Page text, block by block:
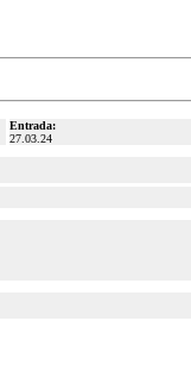
Entrada:
27.03.24